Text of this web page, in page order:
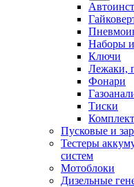
Наборы
Ключи
Лежаки,
Фонари
Тиски
Пусковые и
Тестеры
систем
Мотоблоки
Дизельные